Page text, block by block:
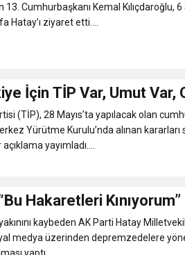
13. Cumhurbaşkanı Kemal Kılıçdaroğlu,
Hatay’ı ziyaret etti....
İçin TİP Var, Umut Var,
(TİP), 28 Mayıs’ta yapılacak olan
Yürütme Kurulu’nda alınan kararları
yayımladı....
Hakaretleri Kınıyorum”
kaybeden AK Parti Hatay
medya üzerinden depremzedelere
yaptı.....